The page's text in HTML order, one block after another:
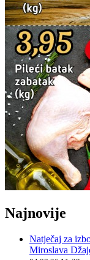
Najnovije
Natječaj za
Miroslava